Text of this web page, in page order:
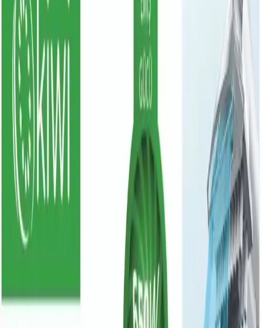
İlham Veren Yazılar
Kiwi KCC-4320 Halı ve Koltuk Temizleme Makinesi Detaylı
İnceleme ve Özellikler
Kiwi Koltuk Halı Yıkama ve Leke
Çıkartma Makinesi: Güç ve Pratiklik Bir
Arada
Osman GörmezYazarı Ziyaret Et
İlham Veren Yazılar
Değerlendirme
4.5/ 5
Güncel Fiyat
Yazar
İlham Veren Yazılar
Kiwi KCC-4320, yüksek emiş gücü ve hijyenik tank
özellikleriyle halı ve koltuk temizliğinde üstün
performans sağlar, ergonomik tasarımıyla kullanımı